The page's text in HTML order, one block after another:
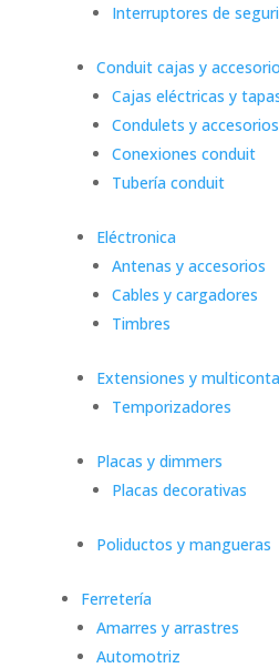
Interruptores de
Conduit cajas y
Cajas eléctricas y
Condulets y
Conexiones conduit
Tubería conduit
Eléctronica
Antenas y accesorios
Cables y cargadores
Timbres
Extensiones y
Temporizadores
Placas y dimmers
Placas decorativas
Poliductos y mangueras
Ferretería
Amarres y arrastres
Automotriz